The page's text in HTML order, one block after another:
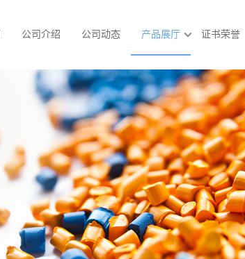
公司介绍 公司动态 产品展厅 证书荣誉